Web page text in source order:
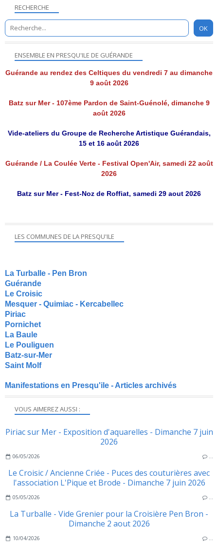
RECHERCHE
VOUS AIMEREZ AUSSI :
Piriac sur Mer - Exposition d'aquarelles - Dimanche 7 juin
2026
06/05/2026 …
Le Croisic / Ancienne Criée - Puces des couturières avec
l'association L'Pique et Brode - Dimanche 7 juin 2026
05/05/2026 …
La Turballe - Vide Grenier pour la Croisière Pen Bron -
Dimanche 2 aout 2026
10/04/2026 …
ENSEMBLE EN PRESQU'ILE DE GUÉRANDE
Guérande au rendez des Celtiques du vendredi 7 au dimanche
9 août 2026
Batz sur Mer - 107ème Pardon de Saint-Guénolé, dimanche 9
août 2026
Vide-ateliers du Groupe de Recherche Artistique Guérandais,
15 et 16 août 2026
Guérande / La Coulée Verte - Festival Open'Air, samedi 22 août
2026
Batz sur Mer - Fest-Noz de Roffiat, samedi 29 aout 2026
LES COMMUNES DE LA PRESQU'ILE
La Turballe - Pen Bron
Guérande
Le Croisic
Mesquer - Quimiac - Kercabellec
Piriac
Pornichet
La Baule
Le Pouliguen
Batz-sur-Mer
Saint Molf
Manifestations en Presqu'ile - Articles archivés